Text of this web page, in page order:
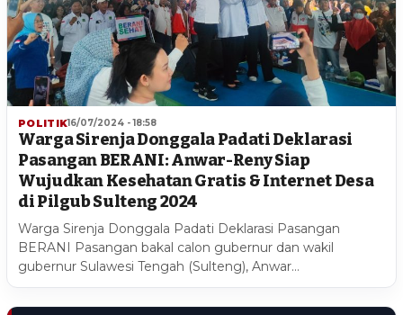
POLITIK16/07/2024 - 18:58
Warga Sirenja Donggala Padati Deklarasi
Pasangan BERANI: Anwar-Reny Siap
Wujudkan Kesehatan Gratis & Internet Desa
di Pilgub Sulteng 2024
Warga Sirenja Donggala Padati Deklarasi Pasangan
BERANI Pasangan bakal calon gubernur dan wakil
gubernur Sulawesi Tengah (Sulteng), Anwar…